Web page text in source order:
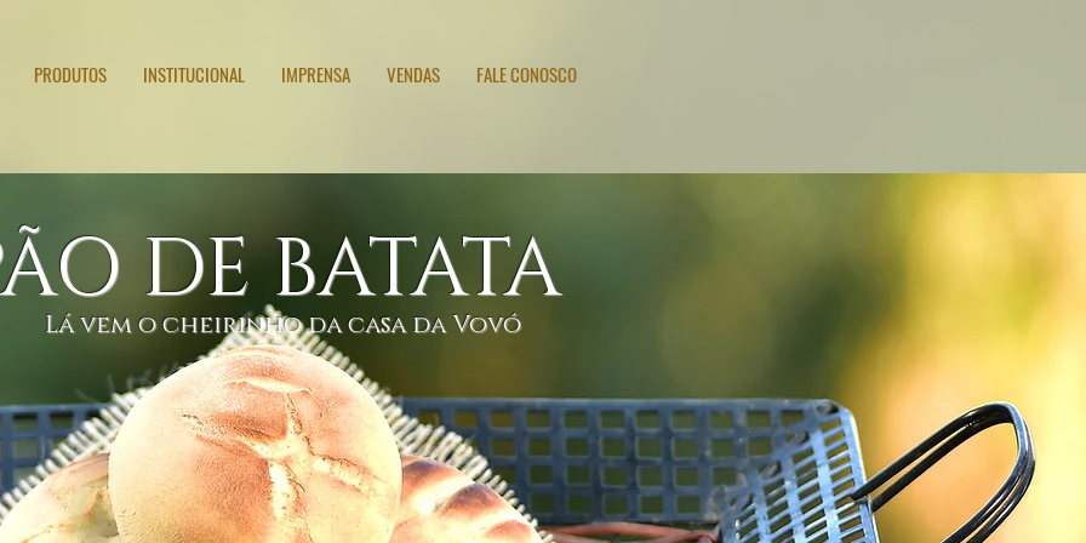
PRODUTOS INSTITUCIONAL IMPRENSA VENDAS FALE CONOSCO
BROA DE MILHO
DE BATATA
Lá vem o cheirinho da casa da Vovó